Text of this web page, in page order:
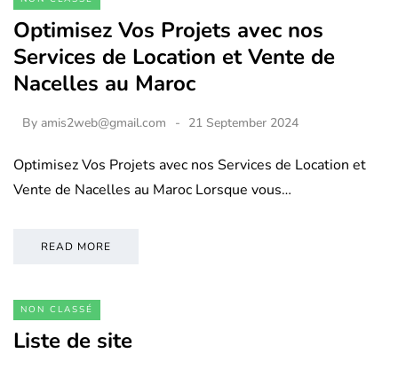
Optimisez Vos Projets avec nos
Services de Location et Vente de
Nacelles au Maroc
By amis2web@gmail.com 21 September 2024
Optimisez Vos Projets avec nos Services de Location et
Vente de Nacelles au Maroc Lorsque vous…
READ MORE
NON CLASSÉ
Liste de site